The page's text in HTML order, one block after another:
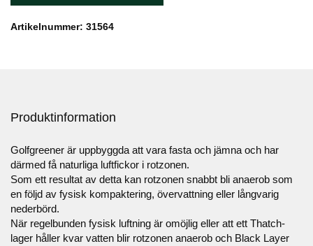
Artikelnummer: 31564
Produktinformation
Golfgreener är uppbyggda att vara fasta och jämna och har
därmed få naturliga luftfickor i rotzonen.
Som ett resultat av detta kan rotzonen snabbt bli anaerob som
en följd av fysisk kompaktering, övervattning eller långvarig
nederbörd.
När regelbunden fysisk luftning är omöjlig eller att ett Thatch-
lager håller kvar vatten blir rotzonen anaerob och Black Layer